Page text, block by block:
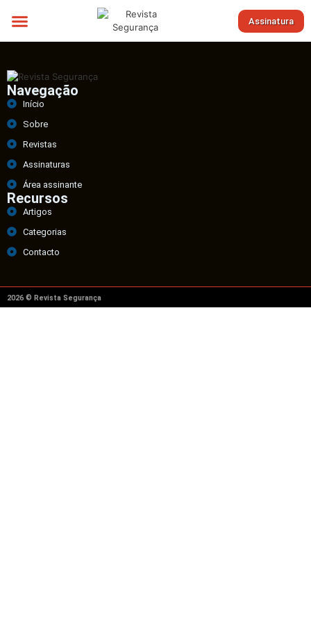
Assinatura
Navegação
Início
Sobre
Revistas
Assinaturas
Área assinante
Recursos
Artigos
Categorias
Contacto
2026 © Revista Segurança